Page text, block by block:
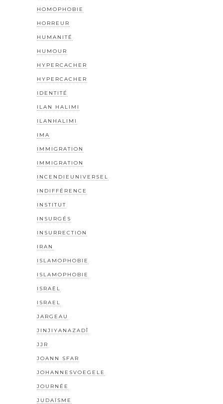
HOMOPHOBIE
HORREUR
HUMANITÉ
HUMOUR
HYPERCACHER
HYPERCACHER
IDENTITÉ
ILAN HALIMI
ILANHALIMI
IMA
IMMIGRATION
IMMIGRATION
INCENDIEUNIVERSEL
INDIFFÉRENCE
INSTITUT
INSURGÉS
INSURRECTION
IRAN
ISLAMOPHOBIE
ISLAMOPHOBIE
ISRAËL
ISRAEL
JARGEAU
JINJIYANAZADÎ
JJR
JOANN SFAR
JOHANNESVOEGELE
JOURNÉE
JUDAÏSME